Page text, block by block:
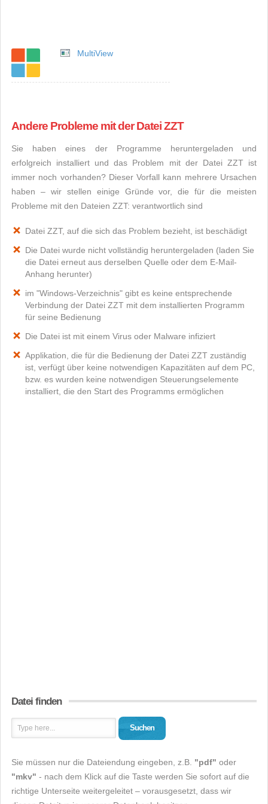
MultiView
Andere Probleme mit der Datei ZZT
Sie haben eines der Programme heruntergeladen und
erfolgreich installiert und das Problem mit der Datei ZZT ist
immer noch vorhanden? Dieser Vorfall kann mehrere Ursachen
haben – wir stellen einige Gründe vor, die für die meisten
Probleme mit den Dateien ZZT: verantwortlich sind
Datei ZZT, auf die sich das Problem bezieht, ist beschädigt
Die Datei wurde nicht vollständig heruntergeladen (laden Sie
die Datei erneut aus derselben Quelle oder dem E-Mail-
Anhang herunter)
im "Windows-Verzeichnis" gibt es keine entsprechende
Verbindung der Datei ZZT mit dem installierten Programm
für seine Bedienung
Die Datei ist mit einem Virus oder Malware infiziert
Applikation, die für die Bedienung der Datei ZZT zuständig
ist, verfügt über keine notwendigen Kapazitäten auf dem PC,
bzw. es wurden keine notwendigen Steuerungselemente
installiert, die den Start des Programms ermöglichen
Datei finden
Suchen
Sie müssen nur die Dateiendung eingeben, z.B. "pdf" oder
"mkv" - nach dem Klick auf die Taste werden Sie sofort auf die
richtige Unterseite weitergeleitet – vorausgesetzt, dass wir